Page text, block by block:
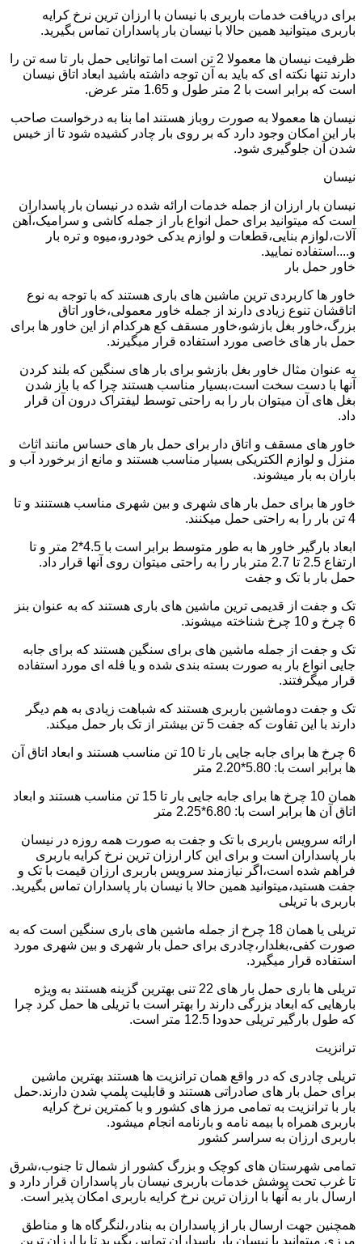
برای دریافت خدمات باربری با نیسان با ارزان ترین نرخ کرایه
باربری میتوانید همین حالا با نیسان بار پاسداران تماس بگیرید.
ظرفیت نیسان ها معمولا 2 تن است اما توانایی حمل بار تا سه تن را
دارند تنها نکته ای که باید به آن توجه داشته باشید ابعاد اتاق نیسان
است که برابر است با 2 متر طول و 1.65 متر عرض.
نیسان ها معمولا به صورت روباز هستند اما بنا به درخواست صاحب
بار این امکان وجود دارد که بر روی بار چادر کشیده شود تا از خیس
شدن آن جلوگیری شود.
نیسان
نیسان بار ارزان از جمله خدمات ارائه شده در نیسان بار پاسداران
است که میتوانید برای حمل انواع بار از جمله کاشی و سرامیک،آهن
آلات،لوازم بنایی،قطعات و لوازم یدکی خودرو،میوه و تره بار
و....استفاده نمایید.
خاور حمل بار
خاور ها کاربردی ترین ماشین های باری هستند که با توجه به نوع
اتاقشان تنوع زیادی دارند از جمله خاور معمولی،خاور اتاق
بزرگ،خاور بغل بازشو،خاور مسقف کع هرکدام از این خاور ها برای
حمل بار های خاصی مورد استفاده قرار میگیرند.
به عنوان مثال خاور بغل بازشو برای بار های سنگین که بلند کردن
آنها با دست سخت است،بسیار مناسب هستند چرا که با باز شدن
بغل های آن میتوان بار را به راحتی توسط لیفتراک درون آن قرار
داد.
خاور های مسقف و اتاق دار برای حمل بار های حساس مانند اثاث
منزل و لوازم الکتریکی بسیار مناسب هستند و مانع از برخورد آب و
باران به بار میشوند.
خاور ها برای حمل بار های شهری و بین شهری مناسب هستنند و تا
4 تن بار را به راحتی حمل میکنند.
ابعاد بارگیر خاور ها به طور متوسط برابر است با 4.5*2 متر و تا
ارتفاع 2.5 تا 2.7 متر بار را به راحتی میتوان روی آنها قرار داد.
حمل بار با تک و جفت
تک و جفت از قدیمی ترین ماشین های باری هستند که به عنوان بنز
6 چرخ و 10 چرخ شناخته میشوند.
تک و جفت از جمله ماشین های برای سنگین هستند که برای جابه
جایی انواع بار به صورت بسته بندی شده و یا فله ای مورد استفاده
قرار میگرفتند.
تک و جفت دوماشین باربری هستند که شباهت زیادی به هم دیگر
دارند با این تفاوت که جفت 5 تن بیشتر از تک بار حمل میکند.
6 چرخ ها برای جابه جایی بار تا 10 تن مناسب هستند و ابعاد اتاق آن
ها برابر است با: 5.80*2.20 متر
همان 10 چرخ ها برای جابه جایی بار تا 15 تن مناسب هستند و ابعاد
اتاق آن ها برابر است با: 6.80*2.25 متر
ارائه سرویس باربری با تک و جفت به صورت همه روزه در نیسان
بار پاسداران است و برای این کار ارزان ترین نرخ کرایه باربری
فراهم شده است،اگر نیازمند سرویس باربری ارزان قیمت با تک و
جفت هستید،میتوانید همین حالا با نیسان بار پاسداران تماس بگیرید.
باربری با تریلی
تریلی یا همان 18 چرخ از جمله ماشین های باری سنگین است که به
صورت کفی،بغلدار،چادری برای حمل بار شهری و بین شهری مورد
استفاده قرار میگیرد.
تریلی ها باری حمل بار های 22 تنی بهترین گزینه هستند به ویژه
بارهایی که ابعاد بزرگی دارند را بهتر است با تریلی ها حمل کرد چرا
که طول بارگیر تریلی حدودا 12.5 متر است.
ترانزیت
تریلی چادری که در واقع همان ترانزیت ها هستند بهترین ماشین
برای حمل بار های صادراتی هستند و قابلیت پلمپ شدن دارند.حمل
بار با ترانزیت به تمامی مرز های کشور و با کمترین نرخ کرایه
باربری همراه با بیمه نامه و بارنامه انجام میشود.
باربری ارزان به سراسر کشور
تمامی شهرستان های کوچک و بزرگ کشور از شمال تا جنوب،شرق
تا غرب تحت پوشش خدمات باربری نیسان بار پاسداران قرار دارد و
ارسال بار به آنها با ارزان ترین نرخ کرایه باربری امکان پذیر است.
همچنین جهت ارسال بار از پاسداران به بنادر،لنگرگاه ها و مناطق
مرزی میتوانید با نیسان بار پاسداران تماس بگیرید تا با ارزان ترین